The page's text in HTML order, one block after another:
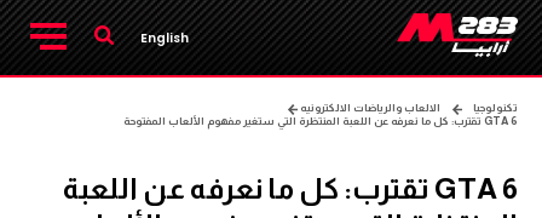
English
تكنولوجيا
الالعاب والرياضات الالكترونيه
GTA 6 تقترب: كل ما نعرفه عن اللعبة المنتظرة التي ستغير مفهوم الألعاب المفتوحة
GTA 6 تقترب: كل ما نعرفه عن اللعبة